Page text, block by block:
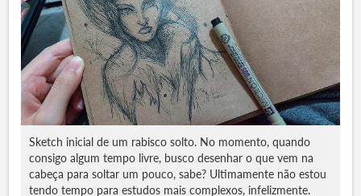
Sketch inicial de um rabisco solto. No momento, quando
consigo algum tempo livre, busco desenhar o que vem na
cabeça para soltar um pouco, sabe? Ultimamente não estou
tendo tempo para estudos mais complexos, infelizmente.